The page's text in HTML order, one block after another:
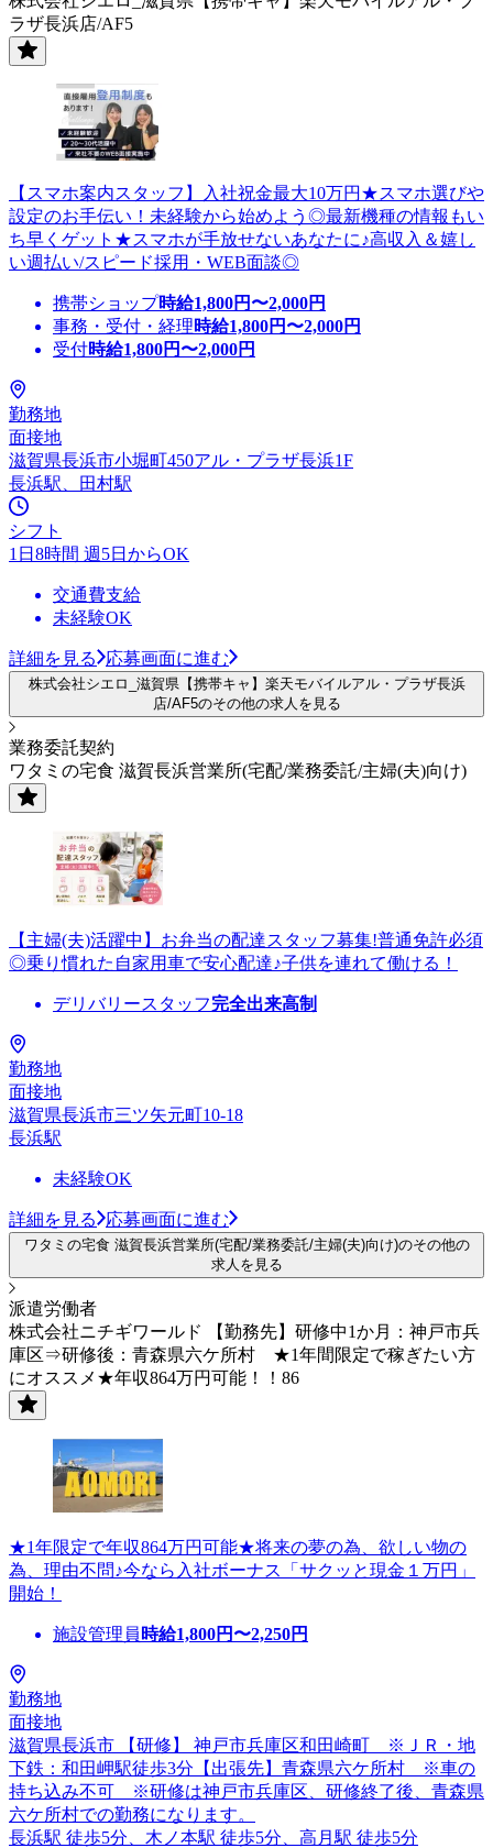
ラザ長浜店/AF5
【スマホ案内スタッフ】入社祝金最大10万円★スマホ選びや
設定のお手伝い！未経験から始めよう◎最新機種の情報もい
ち早くゲット★スマホが手放せないあなたに♪高収入＆嬉し
い週払い/スピード採用・WEB面談◎
携帯ショップ時給1,800円〜2,000円
事務・受付・経理時給1,800円〜2,000円
受付時給1,800円〜2,000円
勤務地
面接地
滋賀県長浜市小堀町450アル・プラザ長浜1F
長浜駅、田村駅
シフト
1日8時間 週5日からOK
交通費支給
未経験OK
詳細を見る 応募画面に進む
株式会社シエロ_滋賀県【携帯キャ】楽天モバイルアル・プラザ長浜
店/AF5のその他の求人を見る
業務委託契約
ワタミの宅食 滋賀長浜営業所(宅配/業務委託/主婦(夫)向け)
【主婦(夫)活躍中】お弁当の配達スタッフ募集!普通免許必須
◎乗り慣れた自家用車で安心配達♪子供を連れて働ける！
デリバリースタッフ完全出来高制
勤務地
面接地
滋賀県長浜市三ツ矢元町10-18
長浜駅
未経験OK
詳細を見る 応募画面に進む
ワタミの宅食 滋賀長浜営業所(宅配/業務委託/主婦(夫)向け)のその他の
求人を見る
派遣労働者
株式会社ニチギワールド 【勤務先】研修中1か月：神戸市兵
庫区⇒研修後：青森県六ケ所村 ★1年間限定で稼ぎたい方
にオススメ★年収864万円可能！！86
★1年限定で年収864万円可能★将来の夢の為、欲しい物の
為、理由不問♪今なら入社ボーナス「サクッと現金１万円」
開始！
施設管理員 時給1,800円〜2,250円
勤務地
面接地
滋賀県長浜市 【研修】 神戸市兵庫区和田崎町 ※ＪＲ・地
下鉄：和田岬駅徒歩3分【出張先】青森県六ケ所村 ※車の
持ち込み不可 ※研修は神戸市兵庫区、研修終了後、青森県
六ケ所村での勤務になります。
長浜駅 徒歩5分、木ノ本駅 徒歩5分、高月駅 徒歩5分